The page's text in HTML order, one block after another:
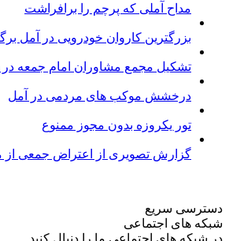
مداح آملی که پرچم را برافراشت
بزرگترین کاروان خودرویی در آمل
تشکیل مجمع مشاوران امام جمعه در
درخشش موکب های مردمی در آمل
تور یکروزه بدون مجوز ممنوع
گزارش تصویری از اعتراض جمعی از
دسترسی سریع
شبکه های اجتماعی
در شبکه های اجتماعی ما را دنبال کنید...